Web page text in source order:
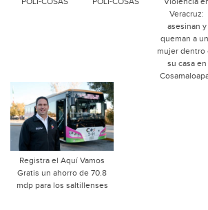
Veracruz:
asesinan y
queman a
mujer dentro
su casa en
Registra el Aquí Vamos
Gratis un ahorro de 70.8
mdp para los saltillenses